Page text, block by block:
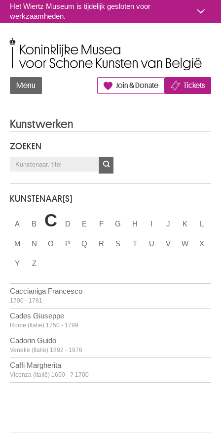
Naar inhoud
Het Wiertz Museum is tijdelijk gesloten voor
werkzaamheden.
Menu Join & Donate Tickets
Kunstwerken
ZOEKEN
KUNSTENAAR(S)
A B C D E F G H I J K L
M N O P Q R S T U V W X
Y Z
Caccianiga Francesco
1700 - 1781
Cades Giuseppe
Rome (Italië) 1750 - 1799
Cadorin Guido
Venetië (Italië) 1892 - 1976
Caffi Margherita
Vicenza (Italië) 1650 - ? 1700